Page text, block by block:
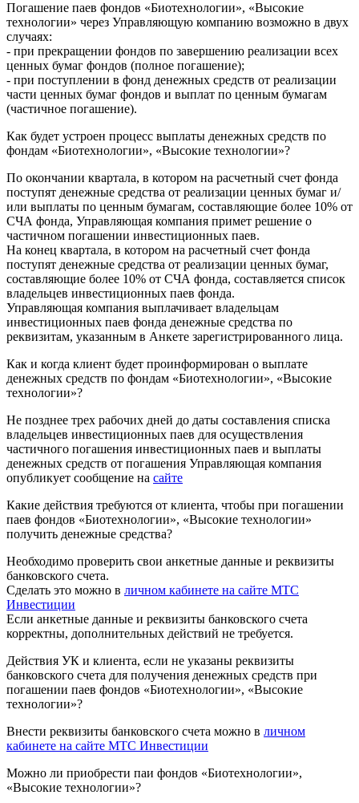
Погашение паев фондов «Биотехнологии», «Высокие
технологии» через Управляющую компанию возможно в двух
случаях:
- при прекращении фондов по завершению реализации всех
ценных бумаг фондов (полное погашение);
- при поступлении в фонд денежных средств от реализации
части ценных бумаг фондов и выплат по ценным бумагам
(частичное погашение).
Как будет устроен процесс выплаты денежных средств по
фондам «Биотехнологии», «Высокие технологии»?
По окончании квартала, в котором на расчетный счет фонда
поступят денежные средства от реализации ценных бумаг и/
или выплаты по ценным бумагам, составляющие более 10% от
СЧА фонда, Управляющая компания примет решение о
частичном погашении инвестиционных паев.
На конец квартала, в котором на расчетный счет фонда
поступят денежные средства от реализации ценных бумаг,
составляющие более 10% от СЧА фонда, составляется список
владельцев инвестиционных паев фонда.
Управляющая компания выплачивает владельцам
инвестиционных паев фонда денежные средства по
реквизитам, указанным в Анкете зарегистрированного лица.
Как и когда клиент будет проинформирован о выплате
денежных средств по фондам «Биотехнологии», «Высокие
технологии»?
Не позднее трех рабочих дней до даты составления списка
владельцев инвестиционных паев для осуществления
частичного погашения инвестиционных паев и выплаты
денежных средств от погашения Управляющая компания
опубликует сообщение на сайте
Какие действия требуются от клиента, чтобы при погашении
паев фондов «Биотехнологии», «Высокие технологии»
получить денежные средства?
Необходимо проверить свои анкетные данные и реквизиты
банковского счета.
Сделать это можно в личном кабинете на сайте МТС
Инвестиции
Если анкетные данные и реквизиты банковского счета
корректны, дополнительных действий не требуется.
Действия УК и клиента, если не указаны реквизиты
банковского счета для получения денежных средств при
погашении паев фондов «Биотехнологии», «Высокие
технологии»?
Внести реквизиты банковского счета можно в личном
кабинете на сайте МТС Инвестиции
Можно ли приобрести паи фондов «Биотехнологии»,
«Высокие технологии»?